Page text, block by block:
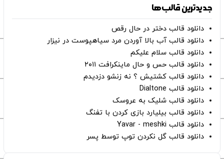
جدیدترین قالب‌ها
دانلود قالب دختر در حال رقص
دانلود قالب آب بالا آوردن مرد سیاهپوست در نیزار
دانلود قالب سلام علیکم
دانلود قالب حس و حال ماینکرافت ۲۰۱۱
دانلود قالب کشتیش ؟ نه زنشو دزدیدم
دانلود قالب Dialtone
دانلود قالب شلیک به عروسک
دانلود قالب بیلیارد بازی کردن با تفنگ
دانلود قالب Yavar - meshki
دانلود قالب گل نکردن توپ توسط پسر